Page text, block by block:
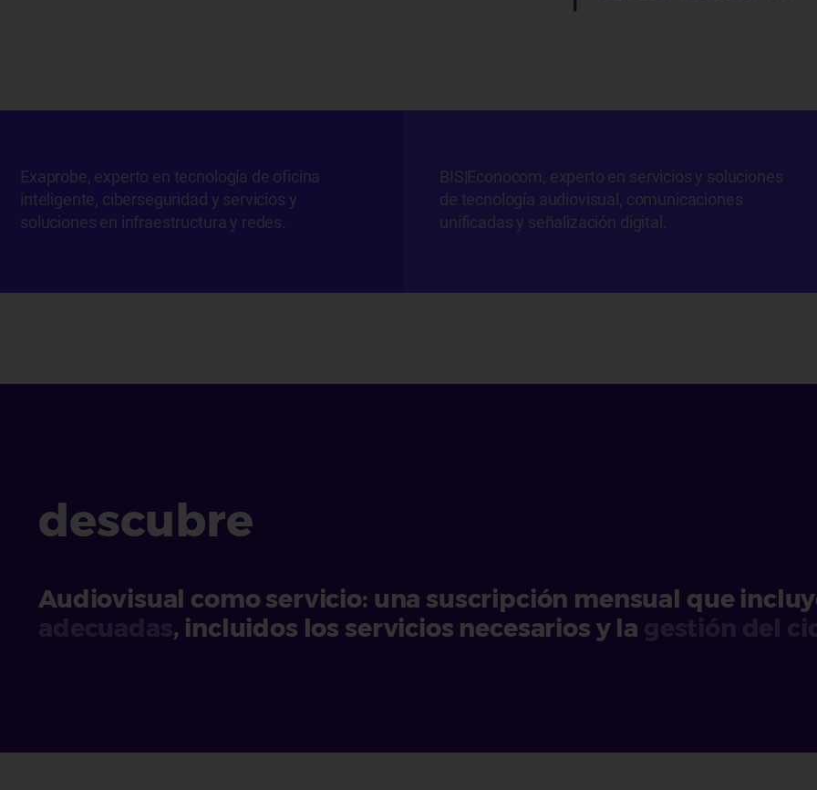
Exaprobe, experto en tecnología de oficina
inteligente, ciberseguridad y servicios y
soluciones en infraestructura y redes.
BIS|Econocom, experto en servicios y soluciones
de tecnología audiovisual, comunicaciones
unificadas y señalización digital.
descubre
Audiovisual como servicio: una suscripción mensual que
, incluidos los servicios necesarios y la